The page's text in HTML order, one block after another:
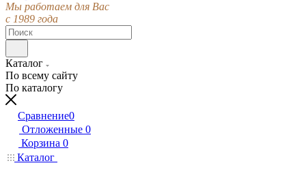
Мы работаем для Вас
с 1989 года
Каталог
По всему сайту
По каталогу
Сравнение0
Отложенные 0
Корзина 0
Каталог